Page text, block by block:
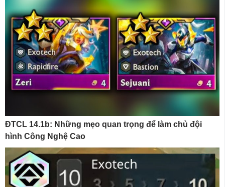
ĐTCL 14.1b: Những mẹo quan trọng để làm chủ đội
hình Công Nghệ Cao